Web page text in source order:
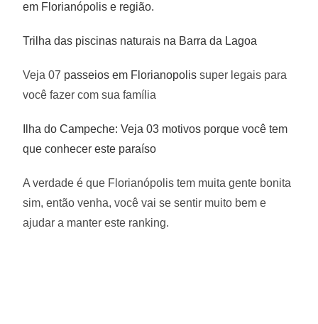
em Florianópolis e região.
Trilha das piscinas naturais na Barra da Lagoa
Veja 07 passeios em Florianopolis super legais para
você fazer com sua família
Ilha do Campeche: Veja 03 motivos porque você tem
que conhecer este paraíso
A verdade é que Florianópolis tem muita gente bonita
sim, então venha, você vai se sentir muito bem e
ajudar a manter este ranking.